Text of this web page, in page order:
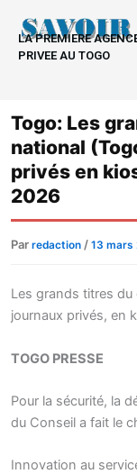
contenu
LA PREMIERE
PRIVEE AU TOGO
Togo: Les
national
privés en
2026
Par redaction / 13 mars
Les grands titres
journaux privés, en
TOGO PRESSE
Pour la sécurité, la
du Conseil a fait le
Innovation au